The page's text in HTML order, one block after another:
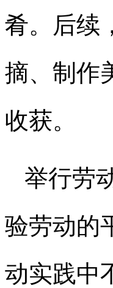
肴。后续
摘、制作
收获。
举行劳
验劳动的
动实践中